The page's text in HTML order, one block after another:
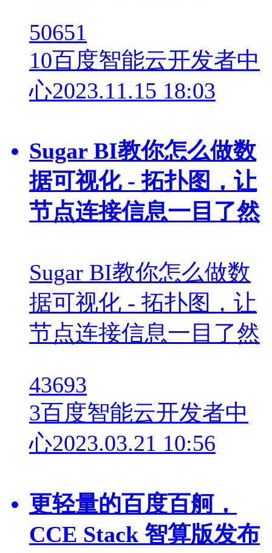
50651
10百度智能云开发者中
心2023.11.15 18:03
Sugar BI教你怎么做数
据可视化 - 拓扑图，让
节点连接信息一目了然
Sugar BI教你怎么做数
据可视化 - 拓扑图，让
节点连接信息一目了然
43693
3百度智能云开发者中
心2023.03.21 10:56
更轻量的百度百舸，
CCE Stack 智算版发布